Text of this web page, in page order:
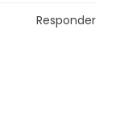
Responder